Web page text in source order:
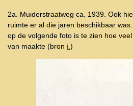
2a. Muiderstraatweg ca. 1939. Ook
ruimte er al die jaren beschikbaar
op de volgende foto is te zien hoe
van maakte (bron i. )